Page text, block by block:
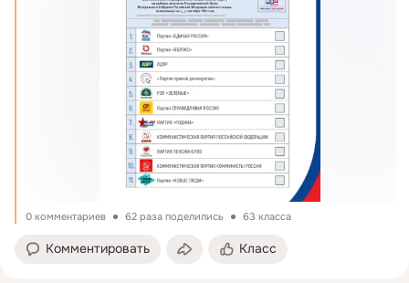
0 комментариев 62 раза поделились 63 класса
Комментировать Класс